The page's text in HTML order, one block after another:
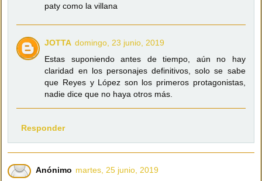
paty como la villana
JOTTA domingo, 23 junio, 2019
Estas suponiendo antes de tiempo, aún no hay
claridad en los personajes definitivos, solo se sabe
que Reyes y López son los primeros protagonistas,
nadie dice que no haya otros más.
Responder
Anónimo martes, 25 junio, 2019